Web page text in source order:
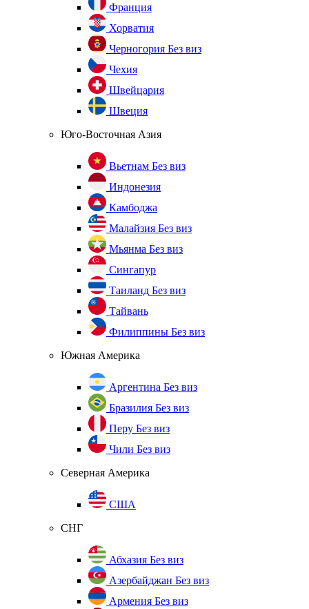
Франция
Хорватия
Черногория Без виз
Чехия
Швейцария
Швеция
Юго-Восточная Азия
Вьетнам Без виз
Индонезия
Камбоджа
Малайзия Без виз
Мьянма Без виз
Сингапур
Таиланд Без виз
Тайвань
Филиппины Без виз
Южная Америка
Аргентина Без виз
Бразилия Без виз
Перу Без виз
Чили Без виз
Северная Америка
США
СНГ
Абхазия Без виз
Азербайджан Без виз
Армения Без виз